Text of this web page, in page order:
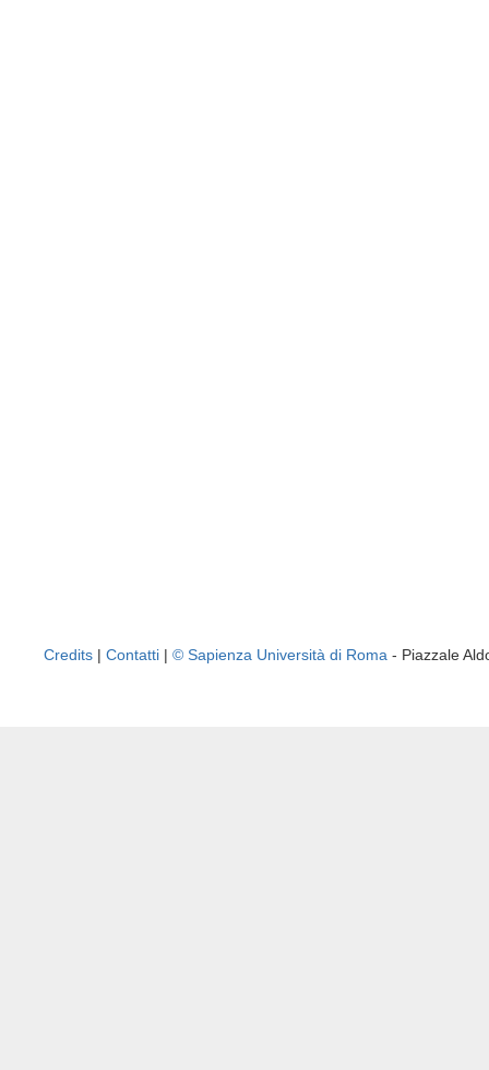
Credits | Contatti | © Sapienza Università di Roma - Piazzale